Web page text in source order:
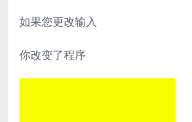
如果您更改输入
你改变了程序